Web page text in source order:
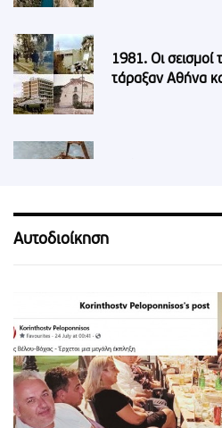
1981. Οι
τάραξαν Αθήνα
Κόρινθος - νίκη
Κόρινθος: Χάος
Πιάστηκαν στα
Αυτοδιοίκηση